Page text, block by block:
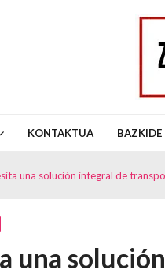
Batuz Auzo
KONTAKTUA BAZKIDE
una solución integral de
una